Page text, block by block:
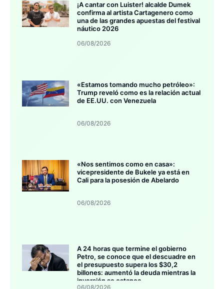
¡A cantar con Luister! alcalde Dumek
confirma al artista Cartagenero como
una de las grandes apuestas del festival
náutico 2026
06/08/2026
«Estamos tomando mucho petróleo»:
Trump reveló como es la relación actual
de EE.UU. con Venezuela
06/08/2026
«Nos sentimos como en casa»:
vicepresidente de Bukele ya está en
Cali para la posesión de Abelardo
06/08/2026
A 24 horas que termine el gobierno
Petro, se conoce que el descuadre en
el presupuesto supera los $30,2
billones: aumentó la deuda mientras la
inversión se estanca
06/08/2026